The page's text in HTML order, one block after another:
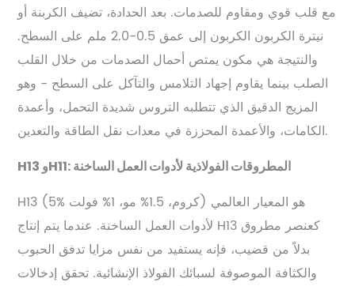
مع قلب قوي ومقاوم للصدمات. بعد الحدادة، تضيف الكربنة أو
نيترة الكربون الكربون إلى عمق 0.5-2.0 ملم على السطح.
والنتيجة هي مكون يمتص أحمال الصدمات من خلال القلب
الصلب بينما يقاوم إجهاد التلامس والتآكل على السطح - وهو
المزيج الدقيق الذي تتطلبه التروس شديدة التحمل، وأعمدة
الكامات، والأعمدة المحززة في معدات نقل الطاقة والتعدين.
H13 وH11: المطروقات الفولاذية لأدوات العمل الساخنة
H13 (5% كروم، 1.5% مو، 1% فولت) هو المعيار العالمي
لأدوات العمل الساخنة. عندما يتم إنتاج H13 كعنصر مطروق
بدلاً من قضيب، فإنه يستفيد من نفس مزايا تدفق الحبوب
والكثافة الموصوفة لسبائك الفولاذ الإنشائية. تحقق إدخالات